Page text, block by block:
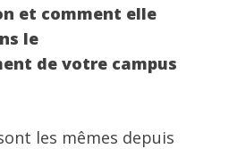
et comment elle
le
de votre campus
les mêmes depuis